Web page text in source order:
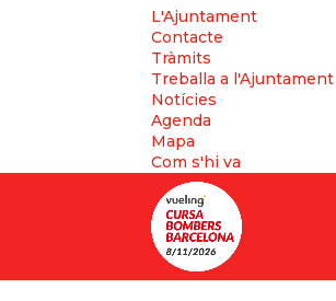
L'Ajuntament
Contacte
Tràmits
Treballa a l'Ajuntament
Notícies
Agenda
Mapa
Com s'hi va